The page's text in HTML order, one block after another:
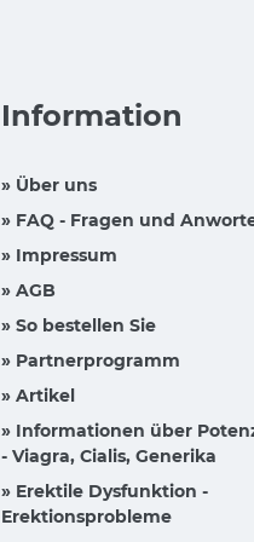
Information
» Über uns
» FAQ - Fragen und
» Impressum
» AGB
» So bestellen Sie
» Partnerprogramm
» Artikel
» Informationen über
- Viagra, Cialis, Generika
» Erektile Dysfunktion -
Erektionsprobleme